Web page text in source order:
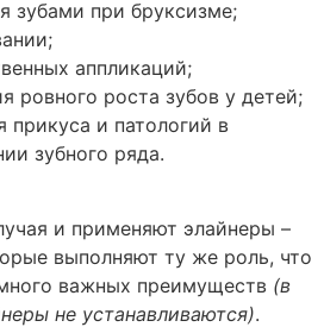
зубами при бруксизме;
аппликаций;
ровного роста зубов у детей;
прикуса и патологий в
зубного ряда.
и применяют элайнеры –
выполняют ту же роль, что
важных преимуществ (в
не устанавливаются).